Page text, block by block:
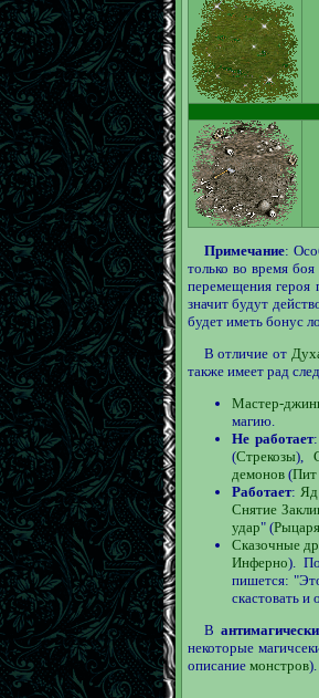
Примечание:
только во время
перемещения героя
значит будут
будет иметь бонус
В отличие от
также имеет рад
Мастер-
магию.
Не работает
(Стрекозы),
демонов(Пит
Работает: Яд
Снятие
удар" (
Сказочные
Инферно).
пишется:
скастовать и
В
некоторые
описание монстров).